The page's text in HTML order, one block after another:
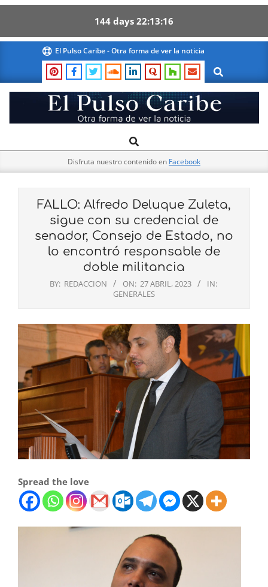
144 days 22 13 15
content
El Pulso Caribe - Otra forma de ver la noticia
Search
El
Pulso
Navigation
Search
Disfruta nuestro contenido en Facebook
FALLO: Alfredo Deluque Zuleta,
sigue con su credencial de
senador, Consejo de Estado, no
lo encontró responsable de
doble militancia
BY: REDACCION ON: 27 ABRIL, 2023
IN:
GENERALES
Spread the love